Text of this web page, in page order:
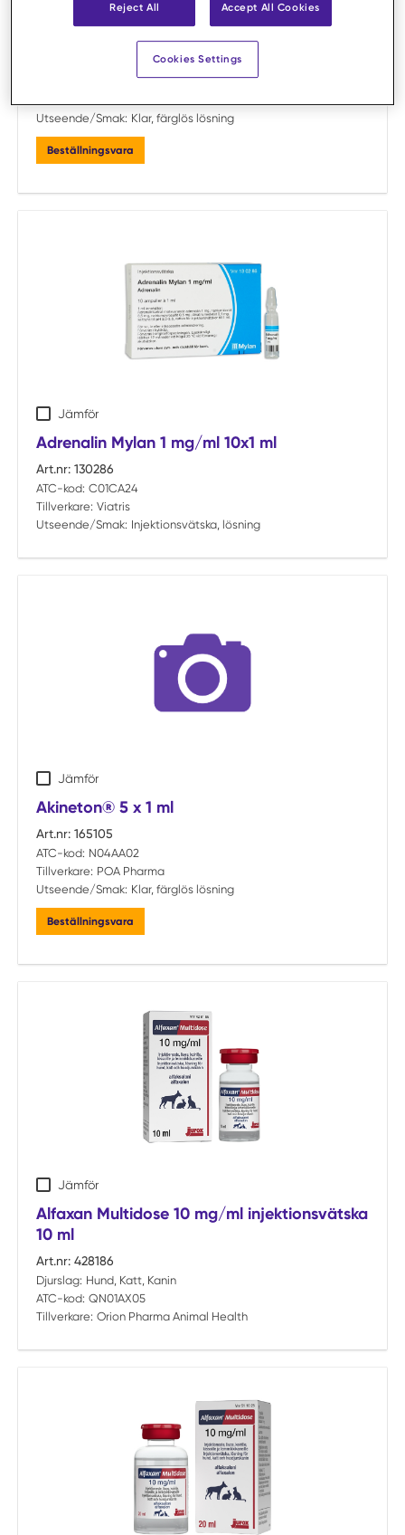
Adrenalin Martindale Pharma 10 x 10 ml
C01CA24
Utseende/Smak: Klar, färglös lösning
Beställningsvara
Jämför
Adrenalin Mylan 1 mg/ml 10x1 ml
Art.nr: 130286
ATC-kod: C01CA24
Tillverkare: Viatris
Utseende/Smak: Injektionsvätska, lösning
Jämför
Akineton® 5 x 1 ml
Art.nr: 165105
ATC-kod: N04AA02
Tillverkare: POA Pharma
Utseende/Smak: Klar, färglös lösning
Beställningsvara
Jämför
Alfaxan Multidose 10 mg/ml injektionsvätska
10 ml
Art.nr: 428186
Djurslag: Hund, Katt, Kanin
ATC-kod: QN01AX05
Tillverkare: Orion Pharma Animal Health
Reject All Accept All Cookies
Cookies Settings